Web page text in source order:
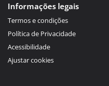
Informações legais
Termos e condições
Política de Privacidade
Acessibilidade
Ajustar cookies